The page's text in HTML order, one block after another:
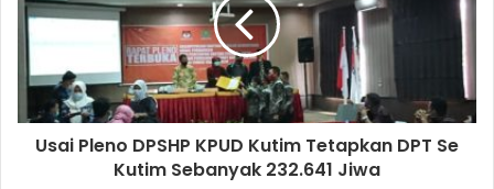
Usai Pleno DPSHP KPUD Kutim Tetapkan DPT Se
Kutim Sebanyak 232.641 Jiwa